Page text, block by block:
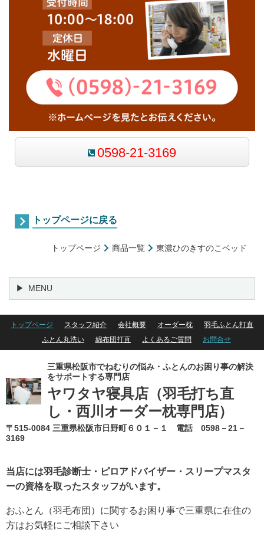
0598-21-3169
トップページに戻る
トップページ 商品一覧 東濃ひのきすのこベッド
MENU
トップページ スタッフ紹介 会社概要 オーダー枕
羽毛ふとん打直
ふとん丸洗い
綿布団打直 よくあるご質問 お問合せ
三重県松阪市でねむりの悩み・ふとんのお困り事の解決
をサポートする専門店
ヤワタヤ寝具店 （羽毛打ち直
し・西川オーダー枕専門店）
〒515-0084 三重県松阪市日野町６０１－１ 電話 0598－21－
3169
当店には羽毛診断士・ピロアドバイザー・スリープマスタ
ーの資格を取ったスタッフがいます。
おふとん（羽毛布団）に関するお困り事で三重県に在住の
方はお気軽にご相談下さい